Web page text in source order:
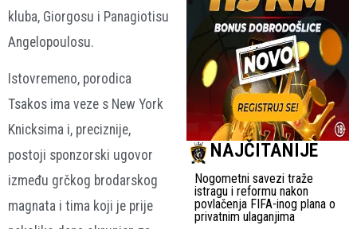
kluba, Giorgosu i Panagiotisu
Angelopoulosu.
Istovremeno, porodica
Tsakos ima veze s New York
Knicksima i, preciznije,
postoji sponzorski ugovor
između grčkog brodarskog
magnata i tima koji je prije
NAJČITANIJE
Nogometni savezi traže
istragu i reformu nakon
povlačenja FIFA-inog plana o
privatnim ulaganjima